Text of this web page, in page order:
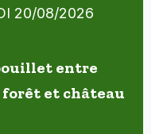
20/08/2026
entre
forêt et château